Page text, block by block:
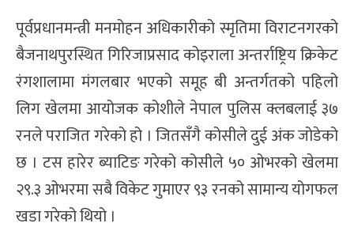
पूर्वप्रधानमन्त्री मनमोहन अधिकारीको स्मृतिमा विराटनगरको
बैजनाथपुरस्थित गिरिजाप्रसाद कोइराला अन्तर्राष्ट्रिय क्रिकेट
रंगशालामा मंगलबार भएको समूह बी अन्तर्गतको पहिलो
लिग खेलमा आयोजक कोशीले नेपाल पुलिस क्लबलाई ३७
रनले पराजित गरेको हो । जितसँगै कोसीले दुई अंक जोडेको
छ । टस हारेर ब्याटिङ गरेको कोसीले ५० ओभरको खेलमा
२९.३ ओभरमा सबै विकेट गुमाएर ९३ रनको सामान्य योगफल
खडा गरेको थियो ।